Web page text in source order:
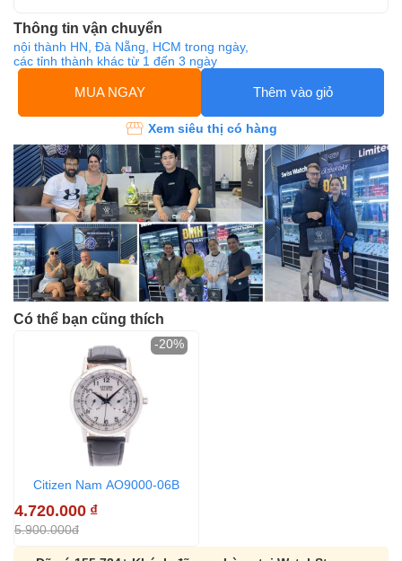
Thông tin vận chuyển
nội thành HN, Đà Nẵng, HCM trong ngày,
các tỉnh thành khác từ 1 đến 3 ngày
MUA NGAY Thêm vào giỏ
Xem siêu thị có hàng
Có thể bạn cũng thích
Citizen Nam AO9000-06B
4.720.000 ₫
5.900.000đ
-20%